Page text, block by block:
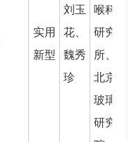
实用
新型
刘玉
花、
魏秀
珍
喉科
研究
所、
北京
玻璃
研究